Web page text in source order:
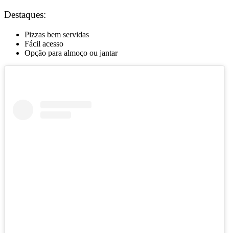
Destaques:
Pizzas bem servidas
Fácil acesso
Opção para almoço ou jantar